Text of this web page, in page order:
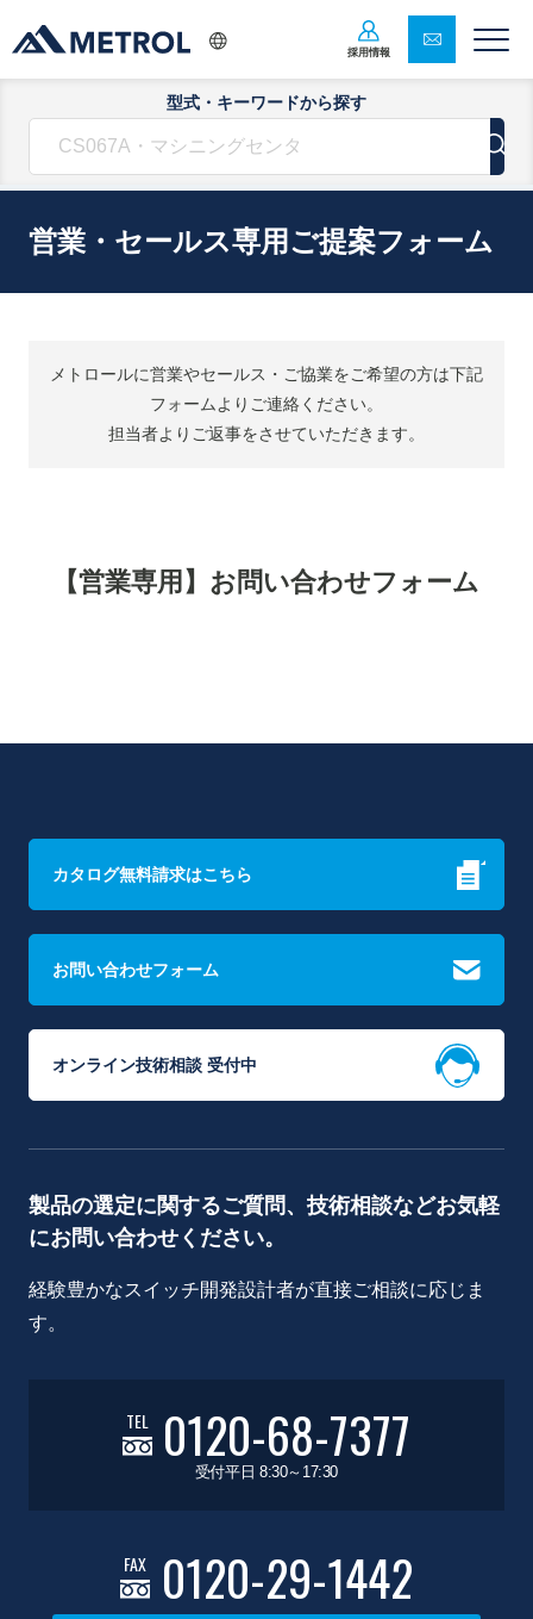
採用情報
型式・キーワードから探す
営業・セールス専用ご提案フォーム
メトロールに営業やセールス・ご協業をご希望の方は下記
フォームよりご連絡ください。
担当者よりご返事をさせていただきます。
【営業専用】お問い合わせフォーム
カタログ無料請求はこちら
お問い合わせフォーム
オンライン技術相談 受付中
製品の選定に関するご質問、技術相談などお気軽
にお問い合わせください。
経験豊かなスイッチ開発設計者が直接ご相談に応じま
す。
TEL 0120-68-7377
受付平日 8:30～17:30
FAX 0120-29-1442